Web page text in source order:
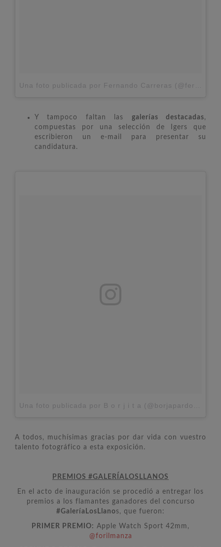
Y tampoco faltan las galerías destacadas,
compuestas por una selección de Igers que
escribieron un e-mail para presentar su
candidatura.
A todos, muchísimas gracias por dar vida con vuestro
talento fotográfico a esta exposición.
PREMIOS #GALERÍALOSLLANOS
En el acto de inauguración se procedió a entregar los
premios a los flamantes ganadores del concurso
#GaleríaLosLlanos, que fueron:
PRIMER PREMIO: Apple Watch Sport 42mm,
@forilmanza